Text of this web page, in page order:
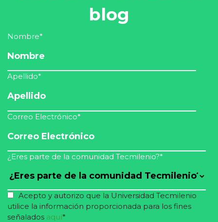
blog
Nombre*
Apellido*
Correo Electrónico*
¿Eres parte de la comunidad Tecmilenio?*
Acepto y autorizo que la Universidad Tecmilenio
utilice la información proporcionada para los fines
señalados aquí*